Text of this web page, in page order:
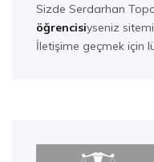
Sizde Serdarhan
öğrencisiyseniz
İletişime geçmek için